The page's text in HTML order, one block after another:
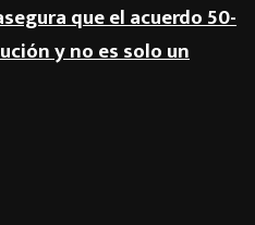
que el acuerdo 50-
y no es solo un